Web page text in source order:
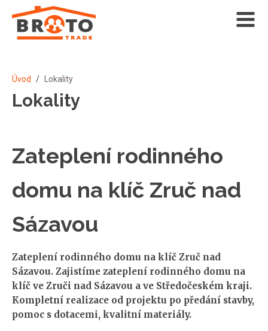
Úvod / Lokality
Lokality
Zateplení rodinného
domu na klíč Zruč nad
Sázavou
Zateplení rodinného domu na klíč Zruč nad
Sázavou. Zajistíme zateplení rodinného domu na
klíč ve Zruči nad Sázavou a ve Středočeském kraji.
Kompletní realizace od projektu po předání stavby,
pomoc s dotacemi, kvalitní materiály.